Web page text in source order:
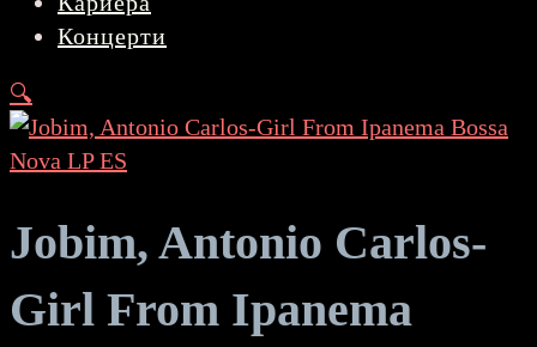
Концерти
🔍
Jobim, Antonio Carlos-
Girl From Ipanema